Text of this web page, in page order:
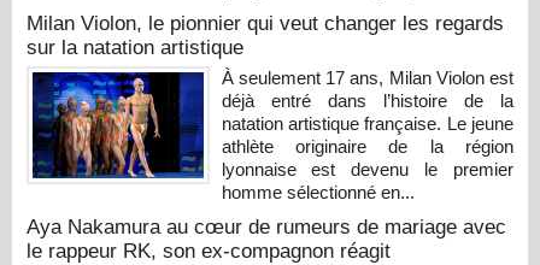
Milan Violon, le pionnier qui veut changer les regards
sur la natation artistique
À seulement 17 ans, Milan Violon est
déjà entré dans l’histoire de la
natation artistique française. Le jeune
athlète originaire de la région
lyonnaise est devenu le premier
homme sélectionné en...
Aya Nakamura au cœur de rumeurs de mariage avec
le rappeur RK, son ex-compagnon réagit